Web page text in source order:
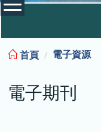
首頁 電子資源
電子期刊